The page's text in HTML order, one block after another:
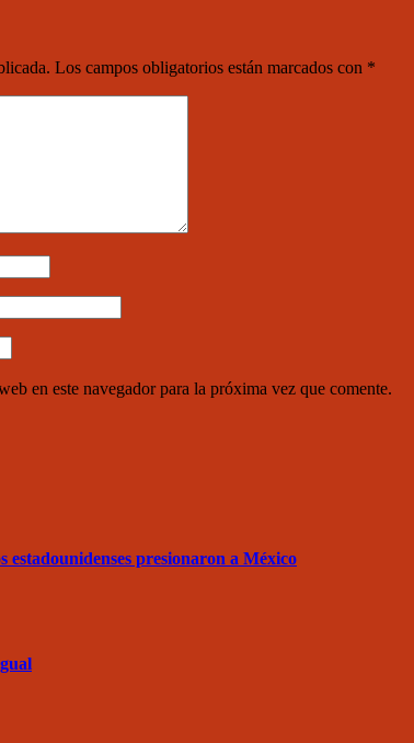
Los campos obligatorios están marcados con *
en este navegador para la próxima vez que comente.
presionaron a México